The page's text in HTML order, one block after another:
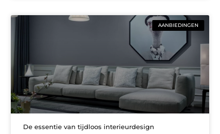
AANBIEDINGEN
De essentie van tijdloos interieurdesign